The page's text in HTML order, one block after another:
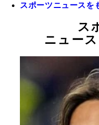
スポーツニュースを
ス
ニュー